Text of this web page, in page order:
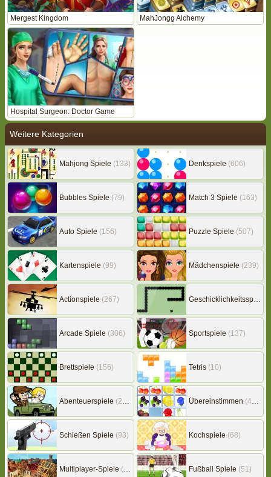
Mergest Kingdom MahJongg Alchemy
Hospital Surgeon: Doctor Game
Weitere Kategorien
Mahjong Spiele (133) Denkspiele (606)
Bubbles Spiele (79) Match 3 Spiele (163)
Auto Spiele (156) Puzzle Spiele (507)
Kartenspiele (99) Mädchenspiele (239)
Actionspiele (267) Geschicklichkeitsspiele
Arcade Spiele (306) Sportspiele (137)
Brettspiele (156) Tetris (10)
Abenteuerspiele (217) Übereinstimmen (453)
Schießen Spiele (93) Kochspiele (68)
Multiplayer-Spiele (149) Fußball Spiele (51)